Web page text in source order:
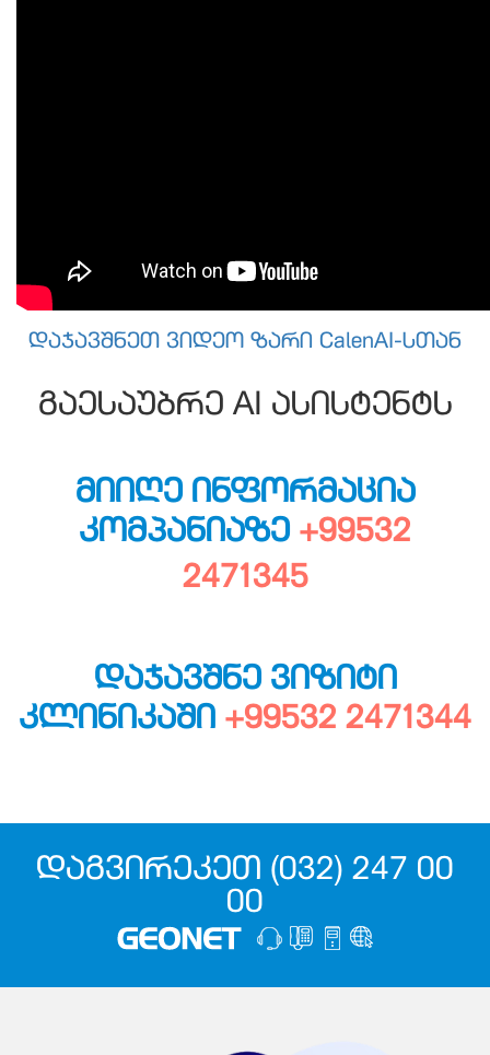
დაჯავშნეთ ვიდეო ზარი CalenAI-სთან
გაესაუბრე AI ასისტენტს
ᲓᲐᲯᲐᲕᲨᲜᲔ ᲕᲘᲖᲘᲢᲘ
ᲙᲚᲘᲜᲘᲙᲐᲨᲘ +99532 2471344
ᲛᲘᲘᲦᲔ ᲘᲜᲤᲝᲠᲛᲐᲪᲘᲐ
ᲙᲝᲛᲞᲐᲜᲘᲐᲖᲔ +99532
2471345
ᲓᲐᲒᲕᲘᲠᲔᲙᲔᲗ (032) 247 00
00